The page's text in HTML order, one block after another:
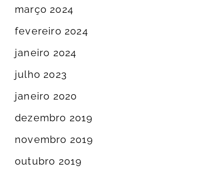
março 2024
fevereiro 2024
janeiro 2024
julho 2023
janeiro 2020
dezembro 2019
novembro 2019
outubro 2019